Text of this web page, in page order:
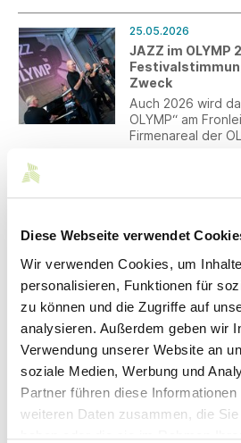
Diese Webseite verwendet
Wir verwenden Cookies, um
personalisieren, Funktionen für
zu können und die Zugriffe auf
analysieren. Außerdem geben wir
Verwendung unserer Website an
soziale Medien, Werbung und
Partner führen diese
weiteren Daten zusammen, die
als auch den
Fragebogen
standen die
die Textil- und
insbesondere für
und sicherheits-
Anwendungen
25.05.2026
JAZZ im OLYMP
Zweck
Auch 2026 wird
OLYMP“ am
Firmenareal der
gehen an die von
Stiftung
80 Jahre
Südwesttextil auf
schwierige Lage
21.05.2026
FAQ-Papier der
des
veröffentlicht
Die BDA stellt ein
wichtigsten